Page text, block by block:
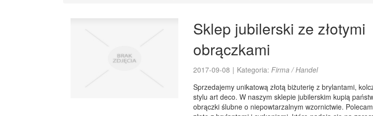
Sklep jubilerski ze złotymi
obrączkami
2017-09-08 | Kategoria: Firma / Handel
Sprzedajemy unikatową złotą biżuterię z brylantami,
stylu art deco. W naszym sklepie jubilerskim kupią
obrączki ślubne o niepowtarzalnym wzornictwie.